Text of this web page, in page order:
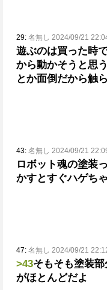
29: 名無し 2024/09/21
遊ぶのは買った時
から動かそうと思
とか面倒だから触
43: 名無し 2024/09/21
ロボット魂の塗装
かすとすぐハゲち
47: 名無し 2024/09/21
>43そもそも塗装
がほとんどだよ